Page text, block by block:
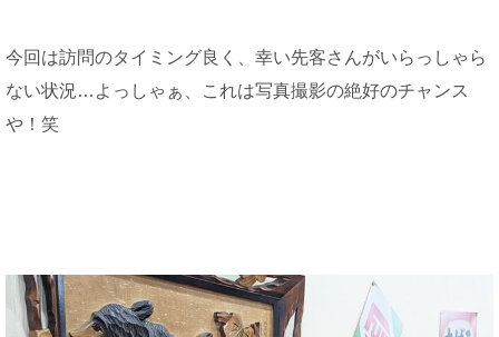
今回は訪問のタイミング良く、幸い先客さんがいらっしゃら
ない状況…よっしゃぁ、これは写真撮影の絶好のチャンス
や！笑